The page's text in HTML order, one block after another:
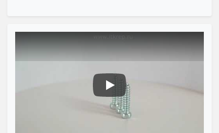
Саморез острый с